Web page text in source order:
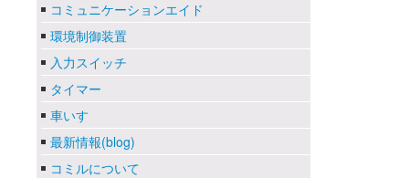
コミュニケーションエイド
環境制御装置
入力スイッチ
タイマー
車いす
最新情報(blog)
コミルについて